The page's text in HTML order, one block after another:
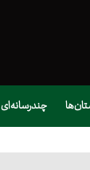
چندرسانه‌ای